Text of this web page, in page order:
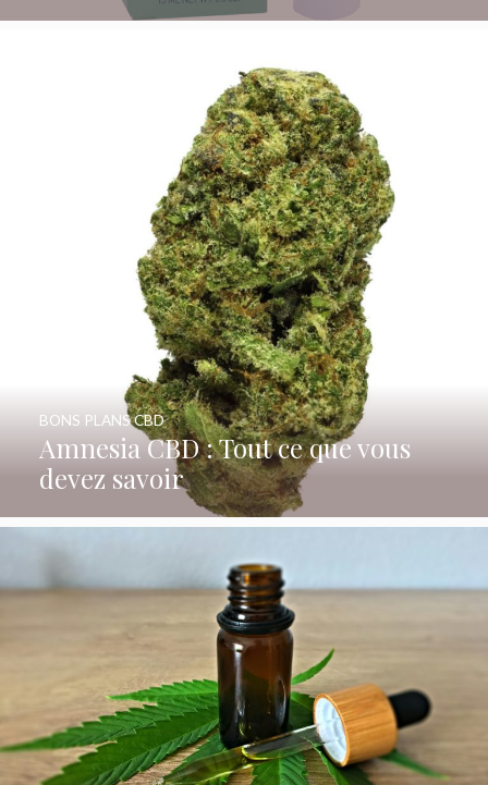
Amnesia CBD : Tout ce que vous
devez savoir
BONS PLANS CBD